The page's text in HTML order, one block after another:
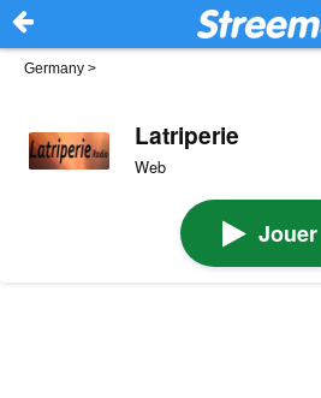
Germany >
Latriperie
Web
Jouer